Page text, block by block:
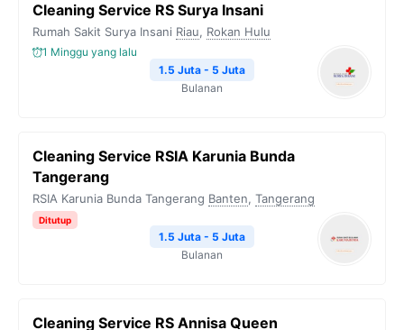
Cleaning Service RS Surya Insani
Rumah Sakit Surya Insani Riau, Rokan Hulu
1 Minggu yang lalu
1.5 Juta - 5 Juta
Bulanan
Cleaning Service RSIA Karunia Bunda
Tangerang
RSIA Karunia Bunda Tangerang Banten, Tangerang
Ditutup
1.5 Juta - 5 Juta
Bulanan
Cleaning Service RS Annisa Queen